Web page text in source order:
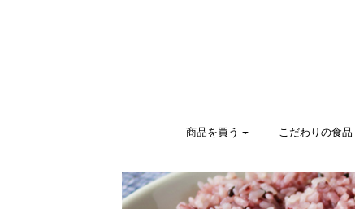
商品を買う こだわりの食品